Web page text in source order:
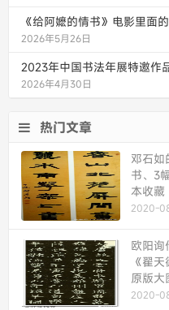
《给阿嬷的情书》电影里面
2026年5月26日
2023年中国书法年展特邀作
2026年4月30日
热门文章
邓石如
书、3
本收藏
2020-
欧阳询
《翟
原版大
2020-